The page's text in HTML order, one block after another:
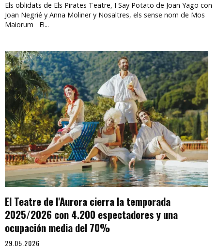
Els oblidats de Els Pirates Teatre, I Say Potato de Joan Yago con
Joan Negrié y Anna Moliner y Nosaltres, els sense nom de Mos
Maiorum El...
El Teatre de l'Aurora cierra la temporada
2025/2026 con 4.200 espectadores y una
ocupación media del 70%
29.05.2026